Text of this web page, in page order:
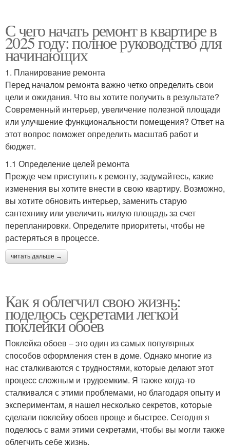
С чего начать ремонт в квартире в
2025 году: полное руководство для
начинающих
1. Планирование ремонта
Перед началом ремонта важно четко определить свои
цели и ожидания. Что вы хотите получить в результате?
Современный интерьер, увеличение полезной площади
или улучшение функциональности помещения? Ответ на
этот вопрос поможет определить масштаб работ и
бюджет.
1.1 Определение целей ремонта
Прежде чем приступить к ремонту, задумайтесь, какие
изменения вы хотите внести в свою квартиру. Возможно,
вы хотите обновить интерьер, заменить старую
сантехнику или увеличить жилую площадь за счет
перепланировки. Определите приоритеты, чтобы не
растеряться в процессе.
читать дальше →
Как я облегчил свою жизнь:
поделюсь секретами легкой
поклейки обоев
Поклейка обоев – это один из самых популярных
способов оформления стен в доме. Однако многие из
нас сталкиваются с трудностями, которые делают этот
процесс сложным и трудоемким. Я также когда-то
сталкивался с этими проблемами, но благодаря опыту и
экспериментам, я нашел несколько секретов, которые
сделали поклейку обоев проще и быстрее. Сегодня я
поделюсь с вами этими секретами, чтобы вы могли также
облегчить себе жизнь.